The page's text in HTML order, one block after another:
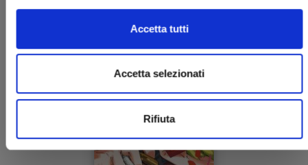
Accetta tutti
Accetta selezionati
Rifiuta